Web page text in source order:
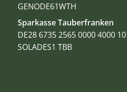
GENODE61WTH
Sparkasse Tauberfranken
DE28 6735 2565 0000 4000 10
SOLADES1 TBB